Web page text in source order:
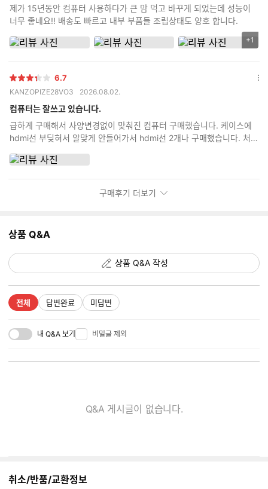
제가 15년동안 컴퓨터 사용하다가 큰 맘 먹고 바꾸게 되었는데 성능이
너무 좋네요!! 배송도 빠르고 내부 부품들 조립상태도 양호 합니다.
리
갯
수
+1
별
점
6.7
KANZOPIZE28VO3 2026.08.02.
컴퓨터는 잘쓰고 있습니다.
급하게 구매해서 사양변경없이 맞춰진 컴퓨터 구매했습니다. 케이스에
hdmi선 부딪혀서 알맞게 안들어가서 hdmi선 2개나 구매했습니다. 처음
꺼우면 케이스에 부딪혀서 안들어간다고 안내라도 해주세요.
옵
구매후기 더보기
상품 Q&A
상품 Q&A 작성
전체 답변완료 미답변
내 Q&A 보기 비밀글 제외
Q&A 게시글이 없습니다.
취소/반품/교환정보